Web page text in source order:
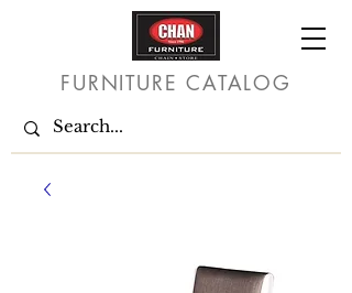
FURNITURE CATALOG